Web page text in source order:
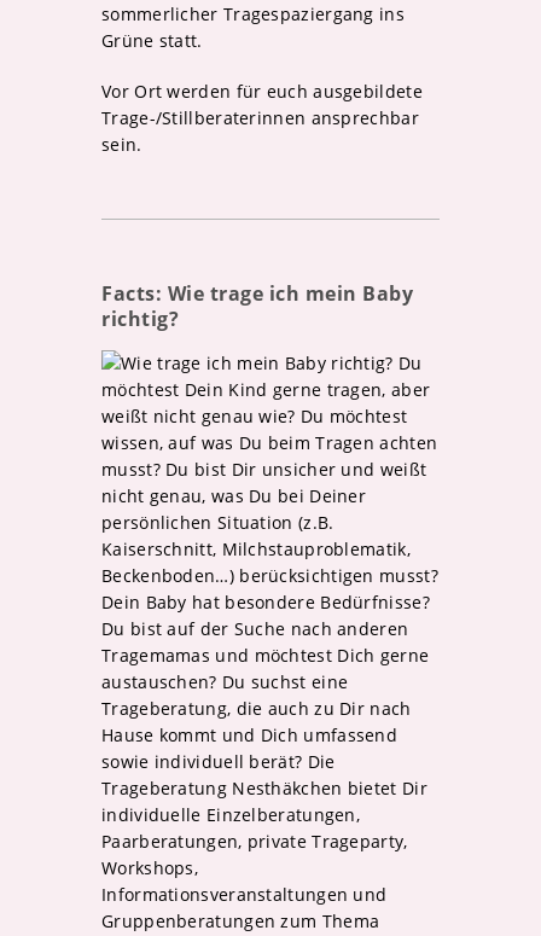
sommerlicher Tragespaziergang ins
Grüne statt.
Vor Ort werden für euch ausgebildete
Trage-/Stillberaterinnen ansprechbar
sein.
Facts: Wie trage ich mein Baby
richtig?